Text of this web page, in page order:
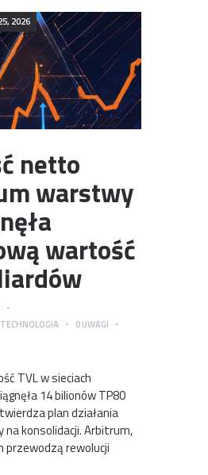
2026
netto
warstwy
wartość
TECHNOLOGIA 0UWAGI
TVL w sieciach
14 bilionów TP80
plan działania
konsolidacji. Arbitrum,
przewodzą rewolucji